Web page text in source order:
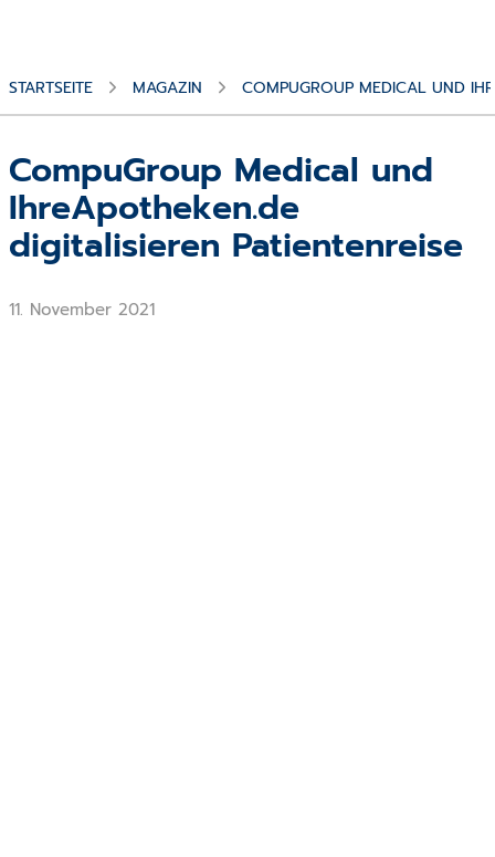
STARTSEITE MAGAZIN COMPUGROUP MEDICAL UND
CompuGroup Medical und
IhreApotheken.de
digitalisieren Patientenreise
11. November 2021